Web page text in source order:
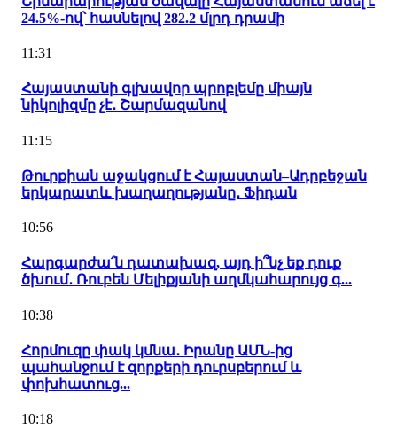
24.5%-ով՝ հասնելով 282.2 մլրդ դրամի
11:31
Հայաստանի գլխավոր պրոբլեմը միայն
նիկոլիզմը չէ․ Շարմազանով
11:15
Թուրքիան աջակցում է Հայաստան–Ադրբեջան
երկարատև խաղաղությանը․ Ֆիդան
10:56
Հարգարժա՛ն դատախազ, այդ ի՞նչ եք դուք
ծխում․ Ռուբեն Մելիքյանի աղմկահարույց գ...
10:38
Հորմուզը փակ կմնա․ Իրանը ԱՄՆ-ից
պահանջում է զորքերի դուրսբերում և
փոխհատուց...
10:18